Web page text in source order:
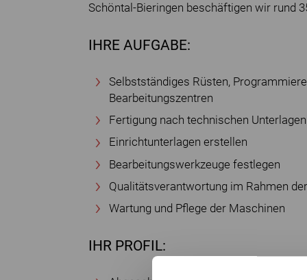
Schöntal-Bieringen beschäftigen wir rund
IHRE AUFGABE:
Selbstständiges Rüsten,
Bearbeitungszentren
Fertigung nach technischen
Einrichtunterlagen erstellen
Bearbeitungswerkzeuge festlegen
Qualitätsverantwortung im Rahmen
Wartung und Pflege der Maschinen
IHR PROFIL: